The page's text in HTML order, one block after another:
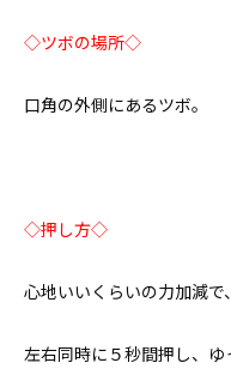
◇ツボの場所◇
口角の外側にあるツボ。
◇押し方◇
心地いいくらいの力加減で
左右同時に５秒間押し、ゆ